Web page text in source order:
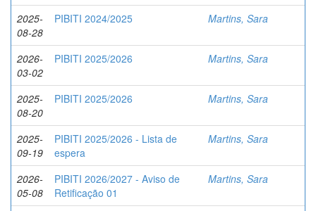
2025-
08-28
PIBITI 2024/2025 Martins, Sara
2026-
03-02
PIBITI 2025/2026 Martins, Sara
2025-
08-20
PIBITI 2025/2026 Martins, Sara
2025-
09-19
PIBITI 2025/2026 - Lista de
espera
Martins, Sara
2026-
05-08
PIBITI 2026/2027 - Aviso de
Retificação 01
Martins, Sara